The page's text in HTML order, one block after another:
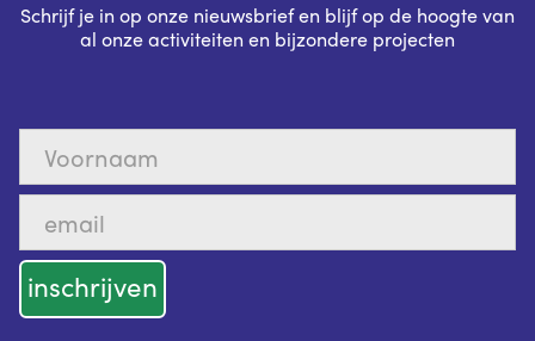
Schrijf je in op onze nieuwsbrief en blijf op de hoogte van
al onze activiteiten en bijzondere projecten